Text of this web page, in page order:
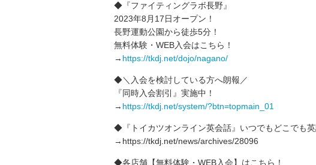
◆『ファイティングラボ長野』
2023年8月17日オープン！
長野運動公園から徒歩5分！
無料体験・WEB入会はこちら！
→ https://tkdj.net/dojo/nagano/
◆＼入会を検討している方へ朗報／
『同時入会割引』実施中！
→ https://tkdj.net/system/?btn=topmain_01
◆『トイカツオンライン英会話』いつでもどこでも英
→https://tkdj.net/news/archives/28096
◆各店舗【無料体験・WEB入会】はこちら！